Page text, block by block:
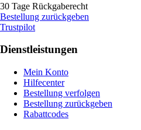
30 Tage Rückgaberecht
Bestellung zurückgeben
Trustpilot
Dienstleistungen
Mein Konto
Hilfecenter
Bestellung verfolgen
Bestellung zurückgeben
Rabattcodes